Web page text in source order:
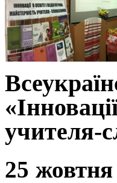
учителя-
25